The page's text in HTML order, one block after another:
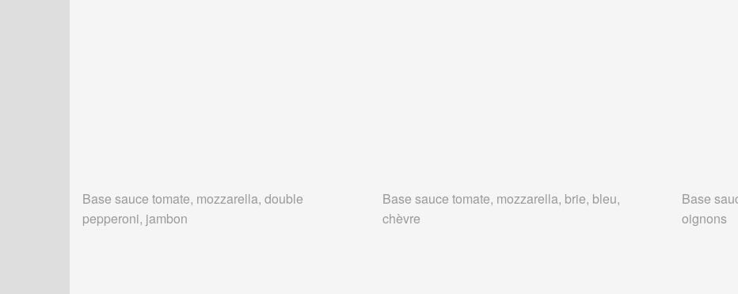
Base sauce tomate, mozzarella, double
pepperoni, jambon
Base sauce tomate, mozzarella, brie, bleu,
chèvre
Base
oignons